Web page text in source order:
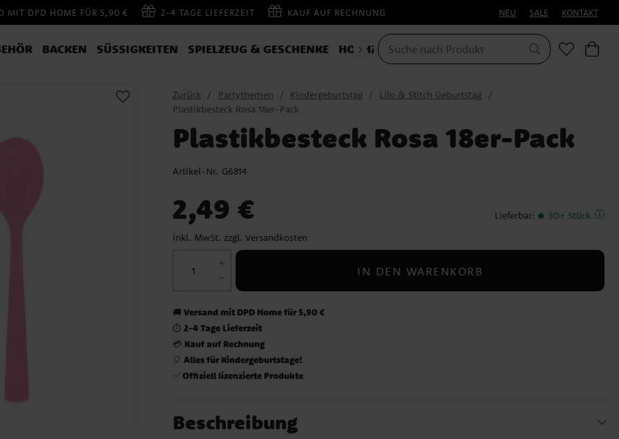
MIT DPD HOME FÜR 5,90 € 2-4 TAGE LIEFERZEIT KAUF AUF RECHNUNG NEU SALE KONTAKT
BACKEN SÜSSIGKEITEN SPIELZEUG & GESCHENKE HOCHZEIT KOSTÜME HALLOWEEN
Zurück Partythemen Kindergeburtstag
Lilo & Stitch Geburtstag
Plastikbesteck Rosa 18er-Pack
Plastikbesteck Rosa 18er-Pack
Artikel-Nr. G6814
2,49 €
inkl. MwSt. zzgl. Versandkosten
Lieferbar: 30+ Stück
IN DEN WARENKORB
🚚Versand mit DPD Home für 5,90 €
⏱️2-4 Tage Lieferzeit
💳 Kauf auf Rechnung
🎈Alles für Kindergeburtstage!
✅Offiziell lizenzierte Produkte
Beschreibung